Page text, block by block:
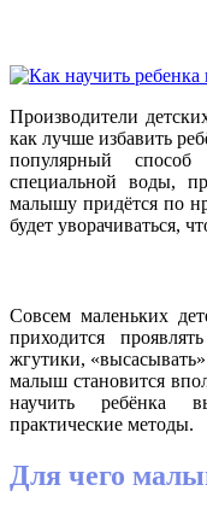
Производители
как лучше избавить
популярный
специальной воды,
малышу придётся по
будет уворачиваться,
Совсем маленьких
приходится
жгутики,
малыш становится
научить ребёнка
практические методы.
Для чего